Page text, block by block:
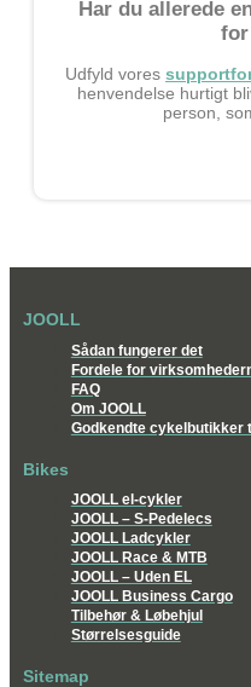
Har du allerede
Udfyld vores
henvendelse hurtigt
person,
JOOLL
Sådan fungerer det
Fordele for
FAQ
Om JOOLL
Godkendte cykelbutikker
Bikes
JOOLL el-cykler
JOOLL – S-Pedelecs
JOOLL Ladcykler
JOOLL Race & MTB
JOOLL – Uden EL
JOOLL Business Cargo
Tilbehør & Løbehjul
Størrelsesguide
Sitemap